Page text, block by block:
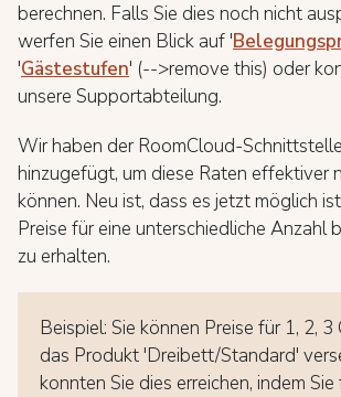
berechnen. Falls Sie dies noch nicht
werfen Sie einen Blick auf '
'Gästestufen' (-->remove this) oder
unsere Supportabteilung.
Wir haben der RoomCloud-
hinzugefügt, um diese Raten effektiver
können. Neu ist, dass es jetzt möglich
Preise für eine unterschiedliche Anzahl
zu erhalten.
Beispiel: Sie können Preise für 1, 2,
das Produkt 'Dreibett/Standard'
konnten Sie dies erreichen, indem Sie